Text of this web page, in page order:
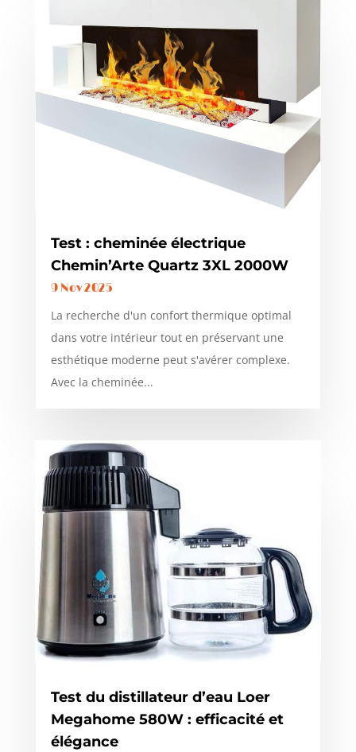
Test : cheminée électrique
Chemin’Arte Quartz 3XL 2000W
9 Nov 2025
La recherche d'un confort thermique optimal
dans votre intérieur tout en préservant une
esthétique moderne peut s'avérer complexe.
Avec la cheminée...
Test du distillateur d’eau Loer
Megahome 580W : efficacité et
élégance